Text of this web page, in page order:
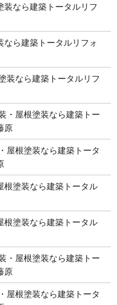
装なら建築トータルリフ
ら建築トータルリフォ
装なら建築トータルリフ
・屋根塗装なら建築トー
原
屋根塗装なら建築トータ
根塗装なら建築トータル
根塗装なら建築トータル
・屋根塗装なら建築トー
原
屋根塗装なら建築トータ